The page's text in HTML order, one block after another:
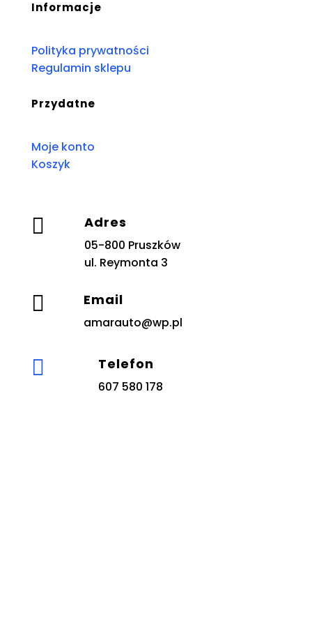
Informacje
Polityka prywatności
Regulamin sklepu
Przydatne
Moje konto
Koszyk
 Adres
05-800 Pruszków
ul. Reymonta 3
 Email
amarauto@wp.pl
 Telefon
607 580 178